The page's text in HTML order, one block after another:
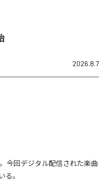
2026.8.7
今回デジタル配信された楽曲
る。